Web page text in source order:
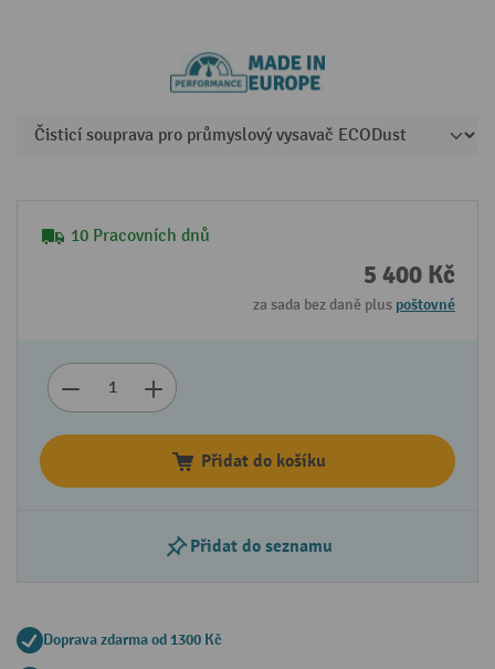
10 Pracovních dnů
5 400 Kč
za sada bez daně plus poštovné
Přidat do košíku
Přidat do seznamu
Doprava zdarma od 1300 Kč